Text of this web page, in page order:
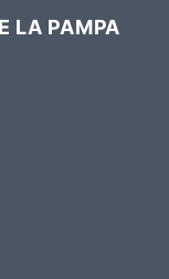
LA PAMPA